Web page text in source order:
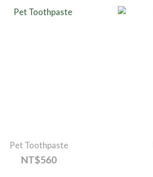
Pet Toothpaste
NT$560